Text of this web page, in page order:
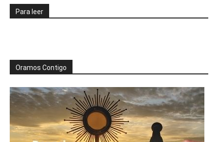
Para leer
Oramos Contigo